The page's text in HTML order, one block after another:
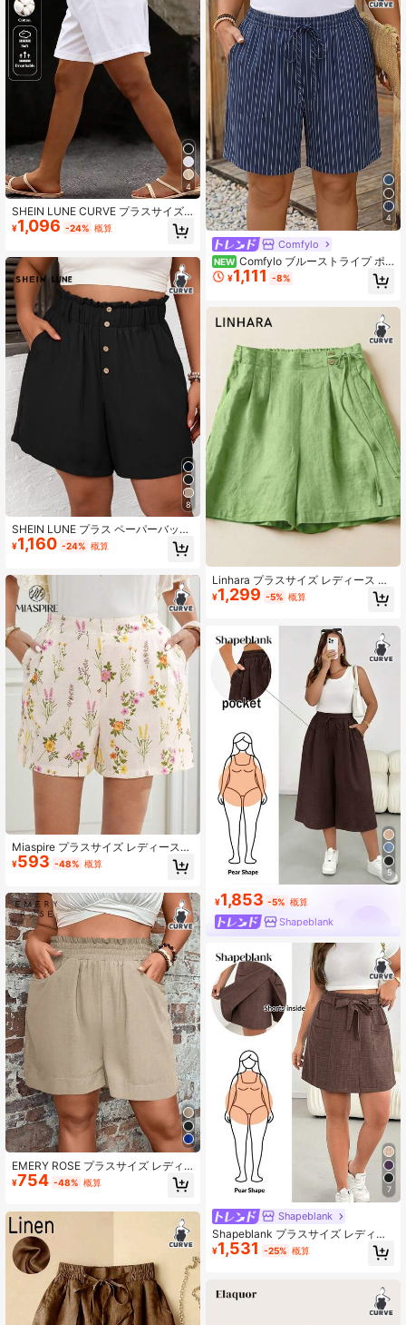
4
SHEIN LUNE CURVE プラスサイズ
カジュアル バケーション ボヘミアン
スタイル ボタン ポケット 快適 コッ
¥1,096 -24% 概算
8
SHEIN LUNE プラス ペーパーバッグ
ウエスト ボタンフロント ショートパ
ンツ
¥1,160 -24% 概算
Miaspire プラスサイズ レディース
夏 カジュアル バケーション 花柄プ
リント ボヘミアンショーツ ポケット
ション、アウトフィット、バケーシ
ョンベージュに適しています
¥593 -48% 概算
EMERY ROSE プラスサイズ レディ
ース 無地 伸縮性ウエスト ポケット
付き カジュアル リネンショーツ、ハ
¥754 -48% 概算
4
Comfylo
NEW Comfylo ブルーストライプ ポ
ケット付き ファブリック プラスサイ
ズ 快適 カジュアルショーツ
¥1,111 -8%
Linhara プラスサイズ レディース 春
夏 ファッショナブル カジュアル シ
ンプル 万能 レトロ アボカドグリー
¥1,299 -5% 概算
5
¥1,853 -5% 概算
Shapeblank
7
Shapeblank
Shapeblank プラスサイズ レディー
ス 春夏 ファッション カジュアル ル
ーズ 快適 デイリー クール 軽量 ファ
ト付きショーツ ポケット付き、バケ
ーション、ボヘミアン、ヨーロッパ
夏、フローイーショーツ、快適ショ
¥1,531 -25% 概算